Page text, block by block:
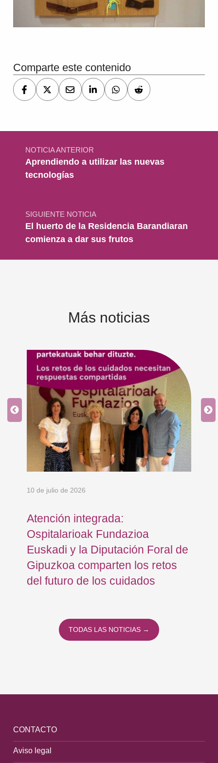
Comparte este contenido
Navegación de entradas
NOTICIA ANTERIOR
Aprendiendo a utilizar las nuevas
tecnologías
SIGUIENTE NOTICIA
El huerto de la Residencia Barandiaran
comienza a dar sus frutos
Más noticias
10 de julio de 2026
Atención integrada:
Ospitalarioak Fundazioa
Euskadi y la Diputación Foral de
Gipuzkoa comparten los retos
del futuro de los cuidados
TODAS LAS NOTICIAS →
CONTACTO
Aviso legal